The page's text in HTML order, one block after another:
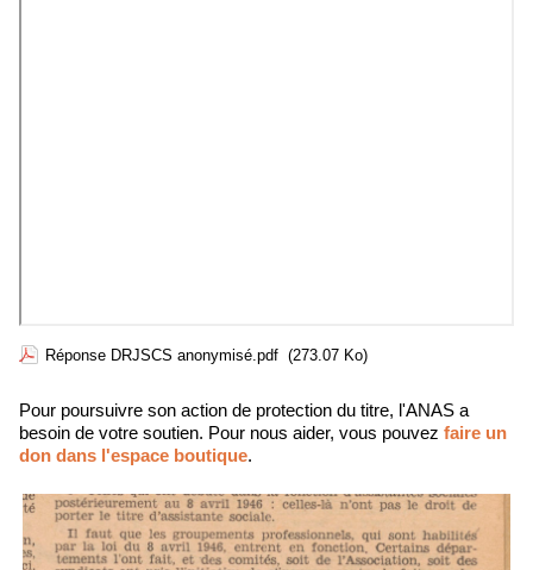
Réponse DRJSCS anonymisé.pdf (273.07 Ko)
Pour poursuivre son action de protection du titre, l'ANAS a
besoin de votre soutien. Pour nous aider, vous pouvez faire un
don dans l'espace boutique.